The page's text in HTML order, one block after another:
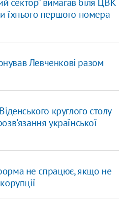
сектор" вимагав біля ЦВК
їхнього першого номера
Левченкові разом
круглого столу
української
не спрацює, якщо не